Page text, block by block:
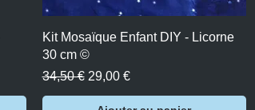
Aperçu rapide
Kit Mosaïque Enfant DIY - Licorne
30 cm ©
Prix original
34,50 € Prix promotionnel
29,00 €